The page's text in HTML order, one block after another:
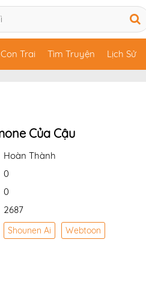
Con Trai Tìm Truyện Lịch Sử
Của Cậu
Hoàn Thành
0
0
2687
Shounen Ai Webtoon